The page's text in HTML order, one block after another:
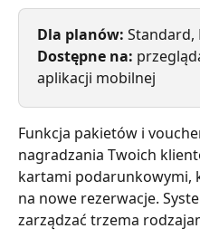
Dla planów: Standard,
Dostępne na:
aplikacji mobilnej
Funkcja pakietów i
nagradzania Twoich
kartami podarunkowymi,
na nowe rezerwacje.
zarządzać trzema